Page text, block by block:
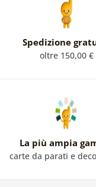
Spedizione
oltre 150,00 €
La più ampia
carte da parati e